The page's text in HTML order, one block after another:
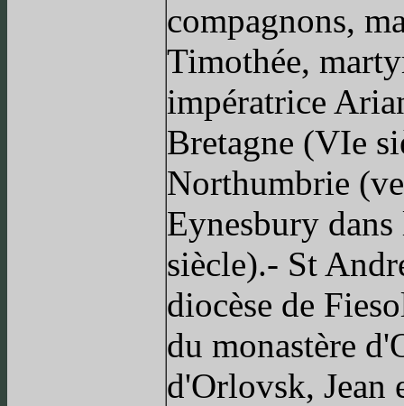
compagnons,
Timothée,
impératrice
Bretagne (VIe
Northumbrie
Eynesbury
siècle).- St
diocèse de
du monastère
d'Orlovsk, Jean